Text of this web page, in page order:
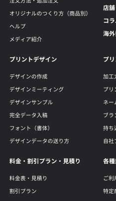
オリジナルのつくり方（商品別）
ヘルプ
メディア紹介
店舗
コラ
海外
プリントデザイン
デザインの作成
デザインミーティング
デザインサンプル
完全データ入稿
フォント（書体）
デザインデータの送り方
プリ
加工
プリ
ネー
ブラ
持ち
自社
料金・割引プラン・見積り
料金表・見積り
割引プラン
各種
ご利
特定